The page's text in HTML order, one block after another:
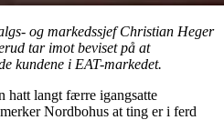
og markedssjef Christian Heger
tar imot beviset på at
kundene i EAT-markedet.
hatt langt færre igangsatte
Nordbohus at ting er i ferd